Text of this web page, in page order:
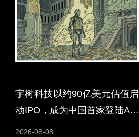
宇树科技以约90亿美元估值启
动IPO，成为中国首家登陆A股
的人形机器人企业
2026-08-08